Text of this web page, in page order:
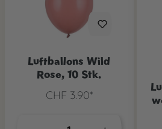
Luftballons Wild
Rose, 10 Stk.
CHF 3.90*